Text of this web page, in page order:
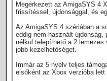
Megérkezett az AmigaSYS 4
frissítéssel, újdonsággal, és
Az AmigaSYS 4 szériában a
eddig nem használt
nélkül telepíthető a 2
jobb kezelhetőséget.
Immár az 5 nyelv teljes
elsőként az Xbox verzióba lett